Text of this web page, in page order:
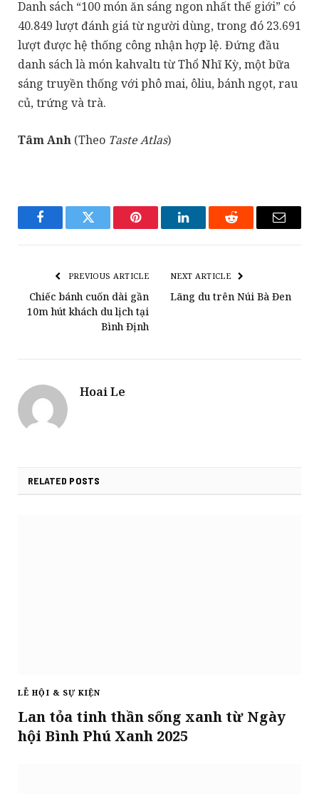
Danh sách “100 món ăn sáng ngon nhất thế giới” có
40.849 lượt đánh giá từ người dùng, trong đó 23.691
lượt được hệ thống công nhận hợp lệ. Đứng đầu
danh sách là món kahvaltı từ Thổ Nhĩ Kỳ, một bữa
sáng truyền thống với phô mai, ôliu, bánh ngọt, rau
củ, trứng và trà.
Tâm Anh (Theo Taste Atlas)
FacebookTwitter Pinterest LinkedInReddit Email
PREVIOUS ARTICLE
Chiếc bánh cuốn dài gần
10m hút khách du lịch tại
Bình Định
NEXT ARTICLE
Lãng du trên Núi Bà Đen
Hoai Le
RELATED POSTS
LỄ HỘI & SỰ KIỆN
Lan tỏa tinh thần sống xanh từ Ngày
hội Bình Phú Xanh 2025